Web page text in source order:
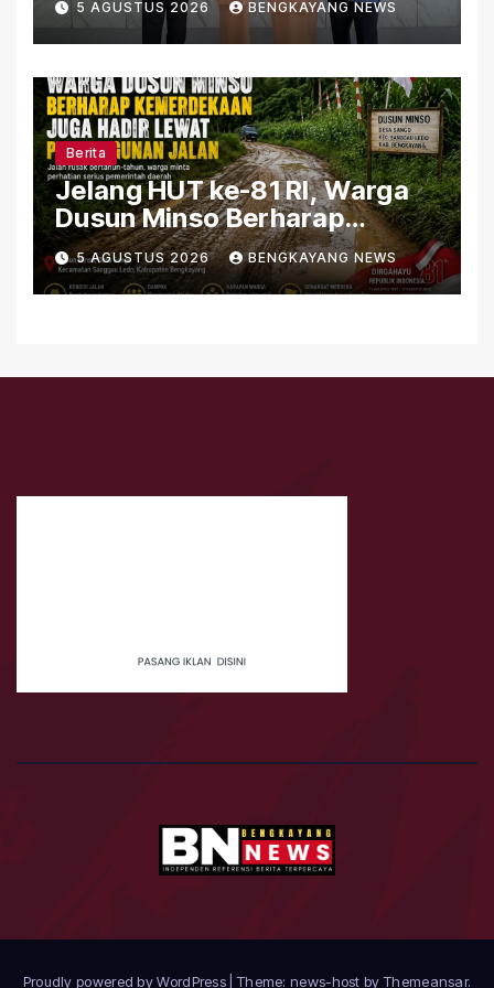
Perkuat Sinergi Organisasi
5 AGUSTUS 2026 BENGKAYANG NEWS
Berita
Jelang HUT ke-81 RI, Warga
Dusun Minso Berharap
Kemerdekaan Juga Hadir
Lewat Pembangunan Jalan
5 AGUSTUS 2026 BENGKAYANG NEWS
Proudly powered by WordPress Theme: news-host by Themeansar.